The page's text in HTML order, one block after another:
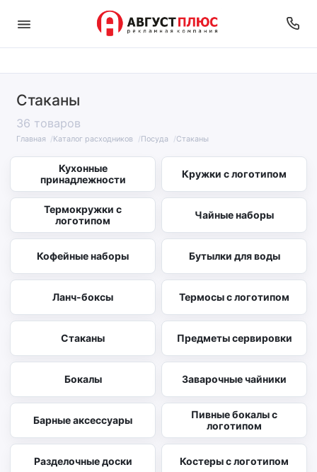
Стаканы
36 товаров
Главная Каталог расходников Посуда Стаканы
Кухонные
принадлежности
Кружки с логотипом
Термокружки с
логотипом
Чайные наборы
Кофейные наборы Бутылки для воды
Ланч-боксы Термосы с логотипом
Стаканы Предметы сервировки
Бокалы Заварочные чайники
Барные аксессуары
Пивные бокалы с
логотипом
Разделочные доски Костеры с логотипом